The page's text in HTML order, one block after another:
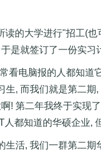
读的大学进行"招工(
是就签订了一份实
看电脑报的人都知道
生, 而我们就是第二
! 第二年我终于实现
人都知道的华硕企业,
生活, 我们一群第二